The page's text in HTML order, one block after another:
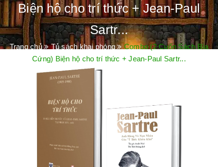
Biện hộ cho trí thức + Jean-Paul
Sartr...
Trang chủ Tủ sách khai phóng
Combo (2 Cuốn Sách Bìa
Cứng) Biện hộ cho trí thức + Jean-Paul Sartr...